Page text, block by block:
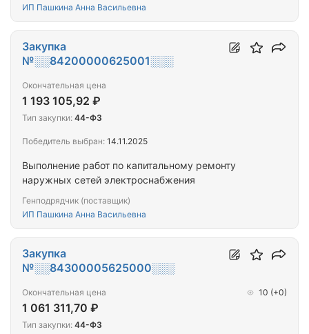
ИП Пашкина Анна Васильевна
Выполнение работ по капитальному ремонту
наружных сетей электроснабжения
Генподрядчик (поставщик)
ИП Пашкина Анна Васильевна
Закупка
№░░84200000625001░░░
Окончательная цена
1 193 105,92 ₽
Тип закупки: 44-ФЗ
Победитель выбран: 14.11.2025
Закупка
№░░84300005625000░░░
Окончательная цена
1 061 311,70 ₽
10 (+0)
Тип закупки: 44-ФЗ